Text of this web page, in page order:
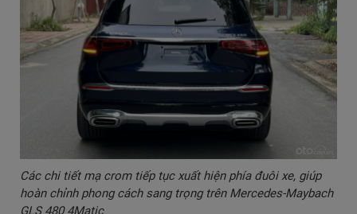
Các chi tiết mạ crom tiếp tục xuất hiện phía đuôi xe, giúp
hoàn chỉnh phong cách sang trọng trên Mercedes-Maybach
GLS 480 4Matic